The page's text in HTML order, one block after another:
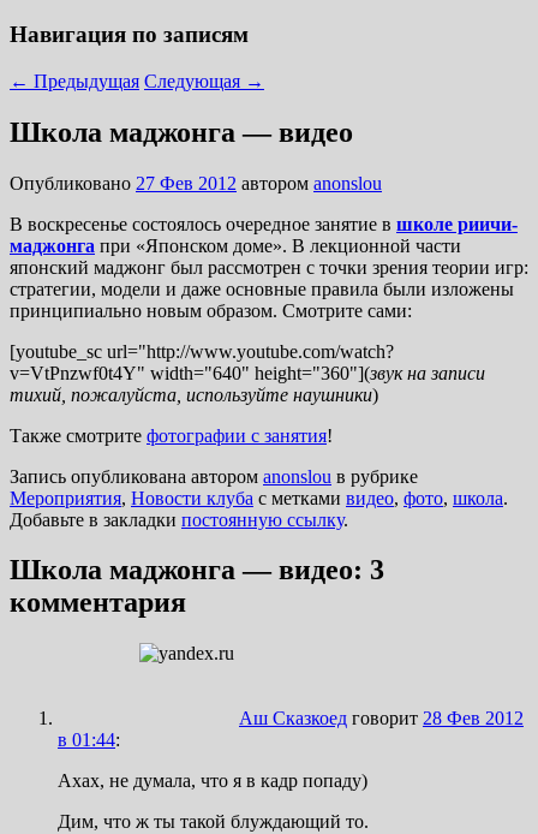
Навигация по записям
← Предыдущая Следующая →
Школа маджонга — видео
Опубликовано 27 Фев 2012 автором anonslou
В воскресенье состоялось очередное занятие в школе риичи-
маджонга при «Японском доме». В лекционной части
японский маджонг был рассмотрен с точки зрения теории игр:
стратегии, модели и даже основные правила были изложены
принципиально новым образом. Смотрите сами:
[youtube_sc url="http://www.youtube.com/watch?
v=VtPnzwf0t4Y" width="640" height="360"](звук на записи
тихий, пожалуйста, используйте наушники)
Также смотрите фотографии с занятия!
Запись опубликована автором anonslou в рубрике
Мероприятия, Новости клуба с метками видео, фото, школа.
Добавьте в закладки постоянную ссылку.
Школа маджонга — видео: 3
комментария
Аш Сказкоед говорит 28 Фев 2012
в 01:44:
Ахах, не думала, что я в кадр попаду)
Дим, что ж ты такой блуждающий то.